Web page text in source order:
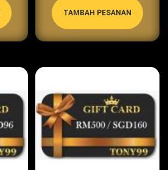
TAMBAH PESANAN